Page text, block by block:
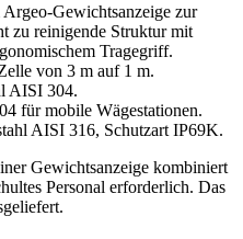
Gewichtsanzeige zur
zu reinigende Struktur mit
Tragegriff.
von 3 m auf 1 m.
AISI 304.
für mobile Wägestationen.
AISI 316, Schutzart IP69K.
Gewichtsanzeige kombiniert
Personal erforderlich. Das